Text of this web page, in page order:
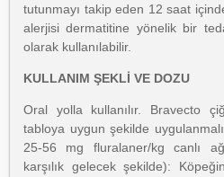
tutunmayı takip eden 12 saat
alerjisi dermatitine yönelik bir
olarak kullanılabilir.
KULLANIM ŞEKLİ VE DOZU
Oral yolla kullanılır. Bravecto
tabloya uygun şekilde
25-56 mg fluralaner/kg canlı
karşılık gelecek şekilde):